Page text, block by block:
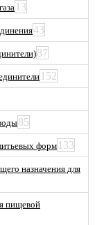
13
43
87
152
85
форм 133
назначения для
пищевой